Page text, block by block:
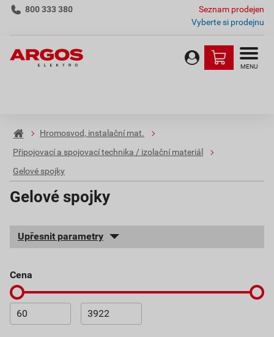
800 333 380
Seznam prodejen
Vyberte si prodejnu
MENU
Hromosvod, instalační mat.
Připojovací a spojovací technika / izolační materiál
Gelové spojky
Gelové spojky
Upřesnit parametry
cena